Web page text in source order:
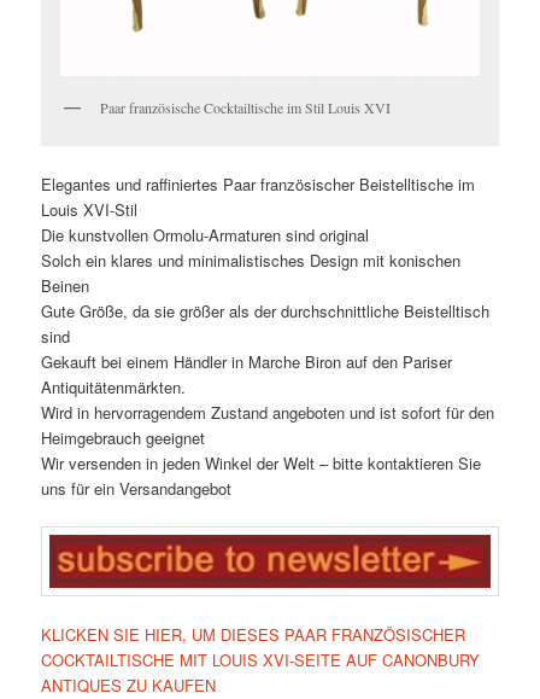
Paar französische Cocktailtische im Stil Louis XVI
Elegantes und raffiniertes Paar französischer Beistelltische im
Louis XVI-Stil
Die kunstvollen Ormolu-Armaturen sind original
Solch ein klares und minimalistisches Design mit konischen
Beinen
Gute Größe, da sie größer als der durchschnittliche Beistelltisch
sind
Gekauft bei einem Händler in Marche Biron auf den Pariser
Antiquitätenmärkten.
Wird in hervorragendem Zustand angeboten und ist sofort für den
Heimgebrauch geeignet
Wir versenden in jeden Winkel der Welt – bitte kontaktieren Sie
uns für ein Versandangebot
KLICKEN SIE HIER, UM DIESES PAAR FRANZÖSISCHER
COCKTAILTISCHE MIT LOUIS XVI-SEITE AUF CANONBURY
ANTIQUES ZU KAUFEN